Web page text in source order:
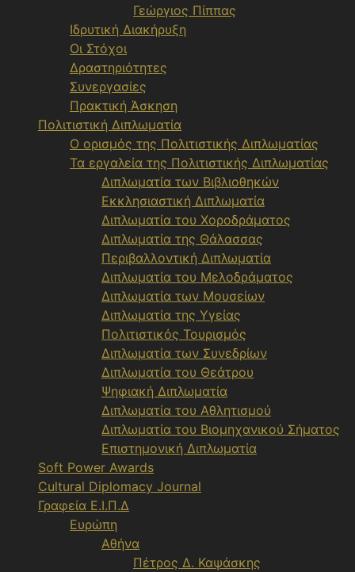
Γεώργιος Πίππας
Ιδρυτική Διακήρυξη
Οι Στόχοι
Δραστηριότητες
Συνεργασίες
Πρακτική Άσκηση
Πολιτιστική Διπλωματία
Ο ορισμός της Πολιτιστικής Διπλωματίας
Τα εργαλεία της Πολιτιστικής Διπλωματίας
Διπλωματία των Βιβλιοθηκών
Εκκλησιαστική Διπλωματία
Διπλωματία του Χοροδράματος
Διπλωματία της Θάλασσας
Περιβαλλοντική Διπλωματία
Διπλωματία του Μελοδράματος
Διπλωματία των Μουσείων
Διπλωματία της Υγείας
Πολιτιστικός Τουρισμός
Διπλωματία των Συνεδρίων
Διπλωματία του Θεάτρου
Ψηφιακή Διπλωματία
Διπλωματία του Αθλητισμού
Διπλωματία του Βιομηχανικού Σήματος
Επιστημονική Διπλωματία
Soft Power Awards
Cultural Diplomacy Journal
Γραφεία Ε.Ι.Π.Δ
Ευρώπη
Αθήνα
Πέτρος Δ. Καψάσκης